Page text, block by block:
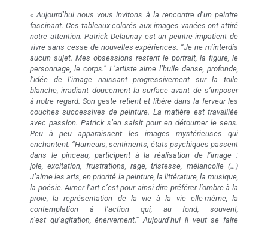
« Aujourd’hui nous vous invitons à la rencontre d’un peintre
fascinant. Ces tableaux colorés aux images variées ont attiré
notre attention. Patrick Delaunay est un peintre impatient de
vivre sans cesse de nouvelles expériences. “Je ne m’interdis
aucun sujet. Mes obsessions restent le portrait, la figure, le
personnage, le corps.” L’artiste aime l’huile dense, profonde,
l’idée de l’image naissant progressivement sur la toile
blanche, irradiant doucement la surface avant de s’imposer
à notre regard. Son geste retient et libère dans la ferveur les
couches successives de peinture. La matière est travaillée
avec passion. Patrick s’en saisit pour en détourner le sens.
Peu à peu apparaissent les images mystérieuses qui
enchantent. “Humeurs, sentiments, états psychiques passent
dans le pinceau, participent à la réalisation de l’image :
joie, excitation, frustrations, rage, tristesse, mélancolie (…)
J’aime les arts, en priorité la peinture, la littérature, la musique,
la poésie. Aimer l’art c’est pour ainsi dire préférer l’ombre à la
proie, la représentation de la vie à la vie elle-même, la
contemplation à l’action qui, au fond, souvent,
n’est qu’agitation, énervement.” Aujourd’hui il veut se faire